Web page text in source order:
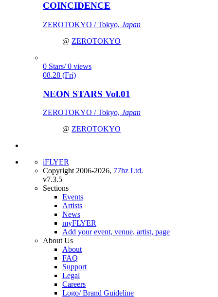
COINCIDENCE
ZEROTOKYO / Tokyo, Japan
@ ZEROTOKYO
0 Stars/ 0 views
08.28 (Fri)
NEON STARS Vol.01
ZEROTOKYO / Tokyo, Japan
@ ZEROTOKYO
iFLYER
Copyright 2006-2026, 77hz Ltd.
v7.3.5
Sections
Events
Artists
News
myFLYER
Add your event, venue, artist, page
About Us
About
FAQ
Support
Legal
Careers
Logo/ Brand Guideline